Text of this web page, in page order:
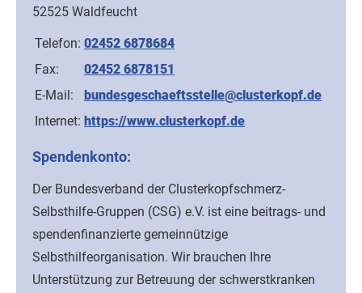
52525 Waldfeucht
Telefon: 02452 6878684
Fax:
02452 6878151
E-Mail:
bundesgeschaeftsstelle@clusterkopf.de
Internet: https://www.clusterkopf.de
Spendenkonto:
Der Bundesverband der Clusterkopfschmerz-
Selbsthilfe-Gruppen (CSG) e.V. ist eine beitrags- und
spendenfinanzierte gemeinnützige
Selbsthilfeorganisation. Wir brauchen Ihre
Unterstützung zur Betreuung der schwerstkranken